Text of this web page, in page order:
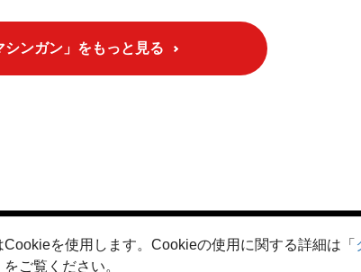
Cookieを使用します。Cookieの使用に関する詳細は「
をご覧ください。
シンガン」をもっと見る
ポリシー クッキーポリシー ご利用規約 特定商取